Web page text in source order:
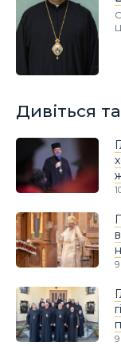
Дивіться